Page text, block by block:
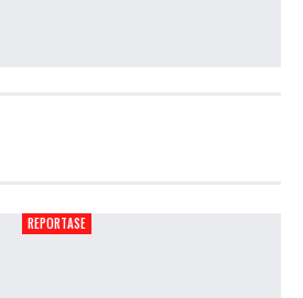
REPORTASE